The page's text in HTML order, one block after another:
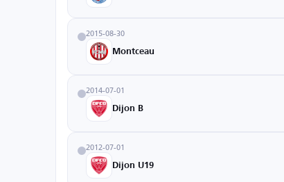
2015-08-30
Montceau
2014-07-01
Dijon B
2012-07-01
Dijon U19